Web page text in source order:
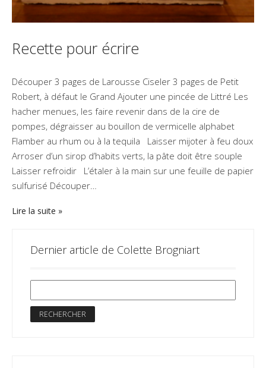
Recette pour écrire
Découper 3 pages de Larousse Ciseler 3 pages de Petit
Robert, à défaut le Grand Ajouter une pincée de Littré Les
hacher menues, les faire revenir dans de la cire de
pompes, dégraisser au bouillon de vermicelle alphabet
Flamber au rhum ou à la tequila Laisser mijoter à feu doux
Arroser d’un sirop d’habits verts, la pâte doit être souple
Laisser refroidir L’étaler à la main sur une feuille de papier
sulfurisé Découper…
Lire la suite
Dernier article de Colette Brogniart